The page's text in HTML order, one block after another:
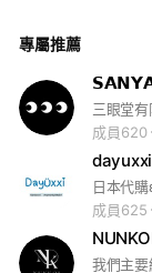
專屬推薦
成員620
成員625